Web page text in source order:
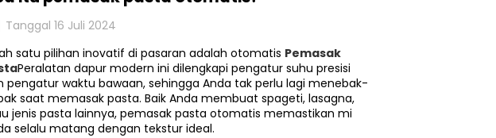
Tanggal 16 Juli 2024
satu pilihan inovatif di pasaran adalah otomatis Pemasak
Peralatan dapur modern ini dilengkapi pengatur suhu presisi
pengatur waktu bawaan, sehingga Anda tak perlu lagi menebak-
saat memasak pasta. Baik Anda membuat spageti, lasagna,
jenis pasta lainnya, pemasak pasta otomatis memastikan mi
selalu matang dengan tekstur ideal.